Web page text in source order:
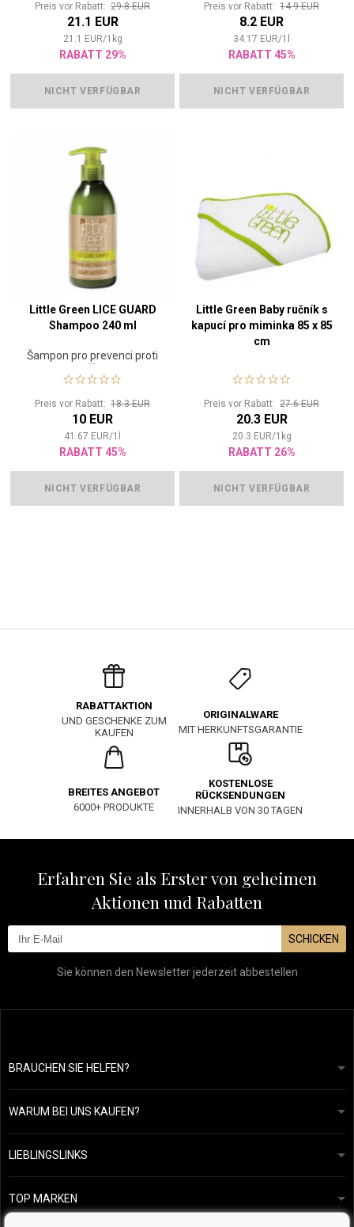
Preis vor Rabatt: 29.8 EUR
21.1 EUR
21.1 EUR/1 kg
RABATT 29%
NICHT VERFÜGBAR
Preis vor Rabatt: 14.9 EUR
8.2 EUR
34.17 EUR/1
RABATT 45%
NICHT VERFÜGBAR
Little Green LICE GUARD
Shampoo 240 ml
Šampon pro prevenci proti
vším
Preis vor Rabatt: 18.3 EUR
10 EUR
41.67 EUR/1
RABATT 45%
NICHT VERFÜGBAR
Little Green Baby ručník s
kapucí pro miminka 85 x 85
cm
Preis vor Rabatt: 27.6 EUR
20.3 EUR
20.3 EUR/1 kg
RABATT 26%
NICHT VERFÜGBAR
RABATTAKTION
UND GESCHENKE ZUM
KAUFEN
ORIGINALWARE
MIT HERKUNFTSGARANTIE
BREITES ANGEBOT
6000+ PRODUKTE
KOSTENLOSE
RÜCKSENDUNGEN
INNERHALB VON 30 TAGEN
Erfahren Sie als Erster von geheimen
Aktionen und Rabatten
SCHICKEN
Sie können den Newsletter jederzeit abbestellen
BRAUCHEN SIE HELFEN?
info@mapeja.de
Wir werden innerhalb von 24 Stunden antworten.
WARUM BEI UNS KAUFEN?
Allgemeine geschäftsbedingungen
Datenschutzerklärung
Übersicht über Zahlungen und Versand
Rückgabe von Waren
LIEBLINGSLINKS
Unsere Geschichte
Kostenlose Produktproben
TOP MARKEN
Kérastase